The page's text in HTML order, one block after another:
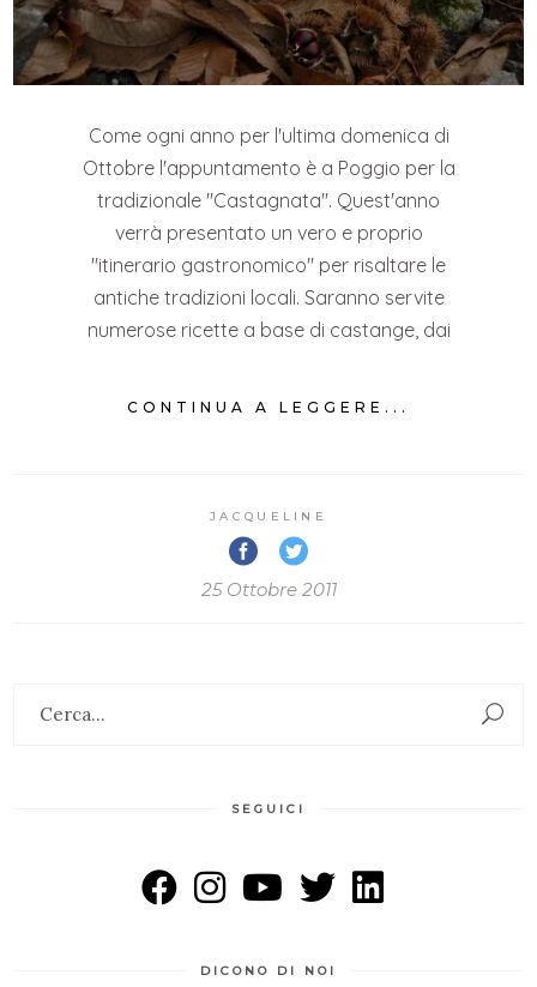
Come ogni anno per l'ultima domenica di
Ottobre l'appuntamento è a Poggio per la
tradizionale "Castagnata". Quest'anno
verrà presentato un vero e proprio
"itinerario gastronomico" per risaltare le
antiche tradizioni locali. Saranno servite
numerose ricette a base di castange, dai
CONTINUA A LEGGERE...
JACQUELINE
25 Ottobre 2011
SEGUICI
DICONO DI NOI